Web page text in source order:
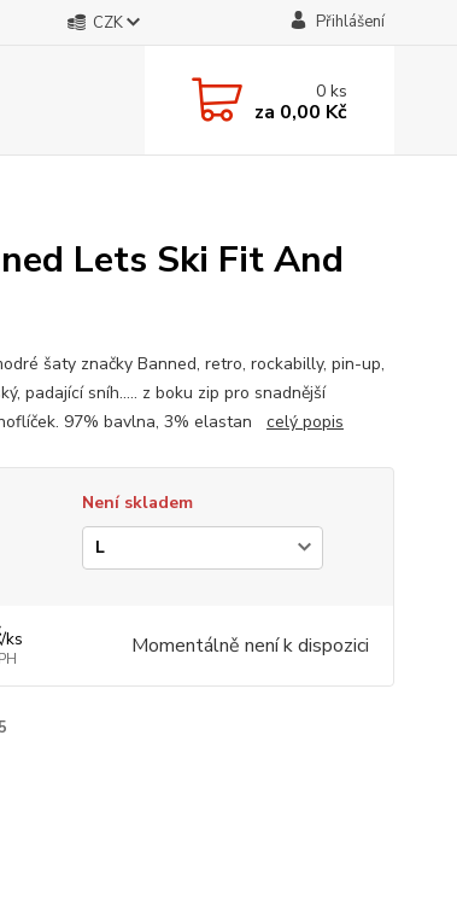
CZK Přihlášení
0ks
za 0,00 Kč
Lets Ski Fit And
šaty značky Banned, retro, rockabilly, pin-up,
padající sníh..... z boku zip pro snadnější
97% bavlna, 3% elastan celý popis
Není skladem
/ks Momentálně není k dispozici